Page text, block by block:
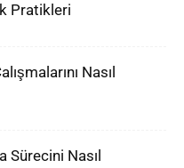
Pratikleri
Nasıl
Sürecini Nasıl